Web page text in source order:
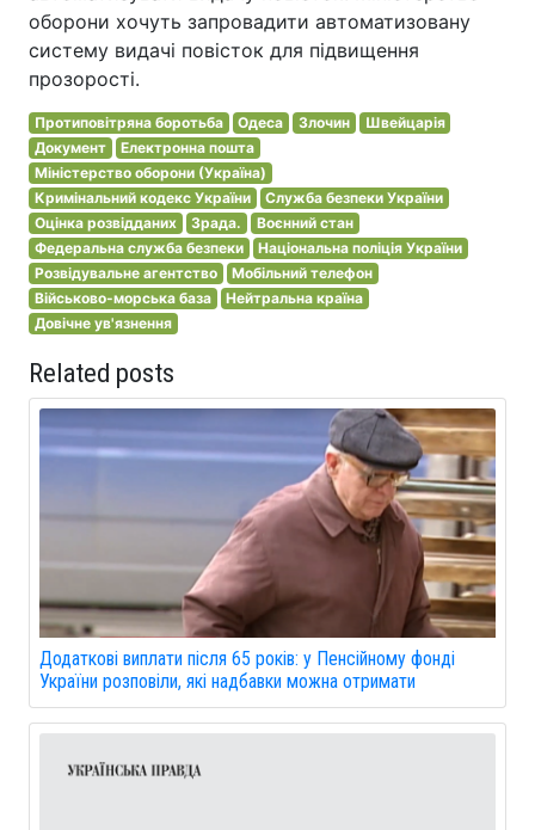
оборони хочуть запровадити автоматизовану
систему видачі повісток для підвищення
прозорості.
Протиповітряна боротьба Одеса Злочин
Швейцарія
Документ
Електронна пошта
Міністерство оборони (Україна)
Кримінальний кодекс України
Служба безпеки України
Оцінка розвідданих
Зрада.
Воєнний стан
Федеральна служба безпеки
Національна поліція України
Розвідувальне агентство
Мобільний телефон
Військово-морська база
Нейтральна країна
Довічне ув'язнення
Related posts
Додаткові виплати після 65 років: у Пенсійному фонді
України розповіли, які надбавки можна отримати